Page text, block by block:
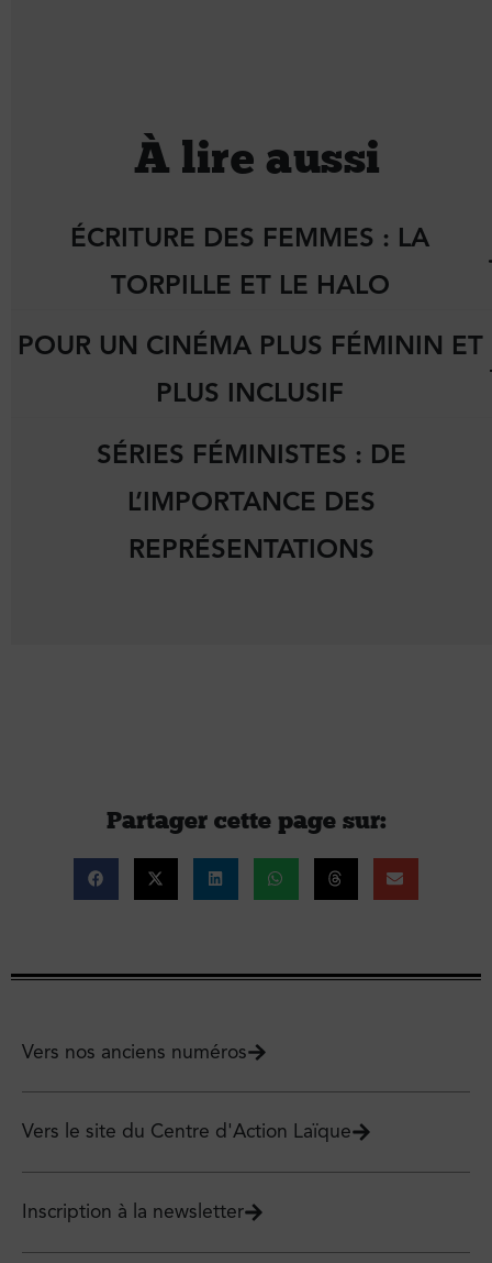
À lire aussi
ÉCRITURE DES FEMMES : LA
TORPILLE ET LE HALO
POUR UN CINÉMA PLUS FÉMININ ET
PLUS INCLUSIF
SÉRIES FÉMINISTES : DE
L’IMPORTANCE DES
REPRÉSENTATIONS
Partager cette page sur :
Vers nos anciens numéros
Vers le site du Centre d'Action Laïque
Inscription à la newsletter